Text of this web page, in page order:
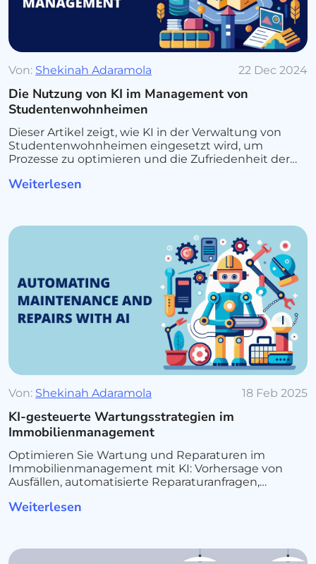
Von: Shekinah Adaramola 22 Dec 2024
Die Nutzung von KI im Management von
Studentenwohnheimen
Dieser Artikel zeigt, wie KI in der Verwaltung von
Studentenwohnheimen eingesetzt wird, um
Prozesse zu optimieren und die Zufriedenheit der
Weiterlesen
Von: Shekinah Adaramola 18 Feb 2025
KI-gesteuerte Wartungsstrategien im
Immobilienmanagement
Optimieren Sie Wartung und Reparaturen im
Immobilienmanagement mit KI: Vorhersage von
Ausfällen, automatisierte Reparaturanfragen,
Kosten.
Weiterlesen